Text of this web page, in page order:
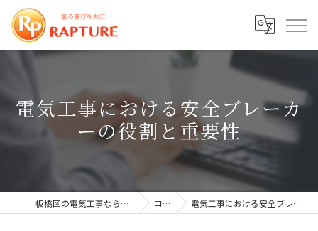
電気工事における安全ブレーカ
ーの役割と重要性
板橋区の電気工事なら株式会社ラプチャー コラム 電気工事における安全ブレーカーの役割と重要性